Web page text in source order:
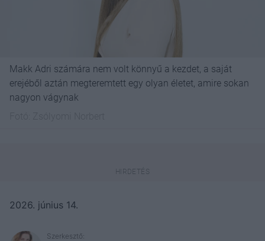
Makk Adri számára nem volt könnyű a kezdet, a saját
erejéből aztán megteremtett egy olyan életet, amire sokan
nagyon vágynak
2026. június 14.
Szerkesztő: